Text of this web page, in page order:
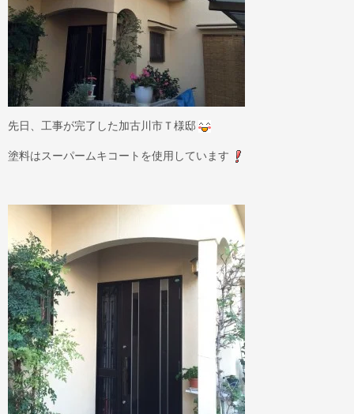
先日、工事が完了した加古川市Ｔ様邸
塗料はスーパームキコートを使用しています